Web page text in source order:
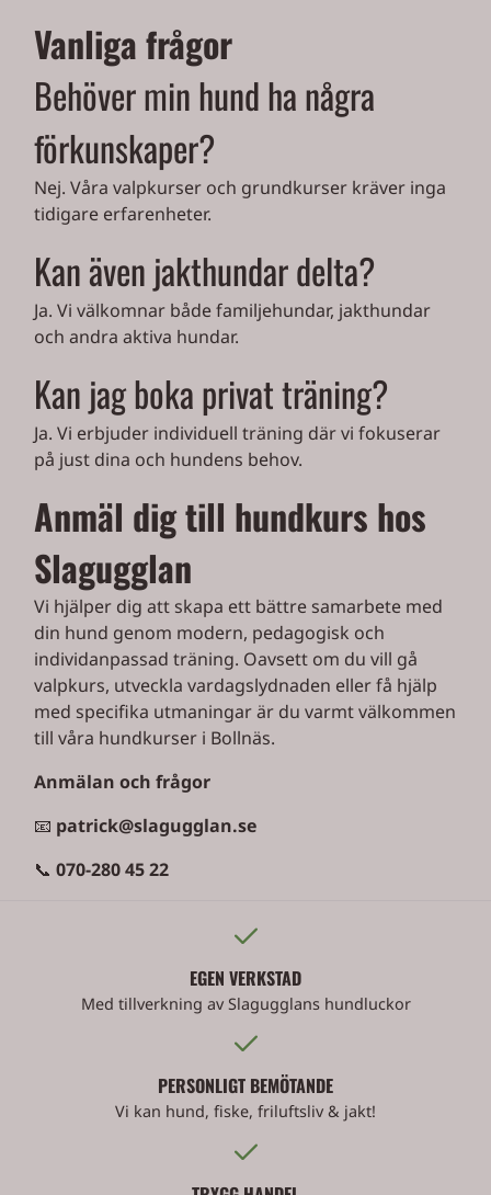
Vanliga frågor
Behöver min hund ha några
förkunskaper?
Nej. Våra valpkurser och grundkurser kräver inga
tidigare erfarenheter.
Kan även jakthundar delta?
Ja. Vi välkomnar både familjehundar, jakthundar
och andra aktiva hundar.
Kan jag boka privat träning?
Ja. Vi erbjuder individuell träning där vi fokuserar
på just dina och hundens behov.
Anmäl dig till hundkurs hos
Slagugglan
Vi hjälper dig att skapa ett bättre samarbete med
din hund genom modern, pedagogisk och
individanpassad träning. Oavsett om du vill gå
valpkurs, utveckla vardagslydnaden eller få hjälp
med specifika utmaningar är du varmt välkommen
till våra hundkurser i Bollnäs.
Anmälan och frågor
📧 patrick@slagugglan.se
📞 070-280 45 22
EGEN VERKSTAD
Med tillverkning av Slagugglans hundluckor
PERSONLIGT BEMÖTANDE
Vi kan hund, fiske, friluftsliv & jakt!